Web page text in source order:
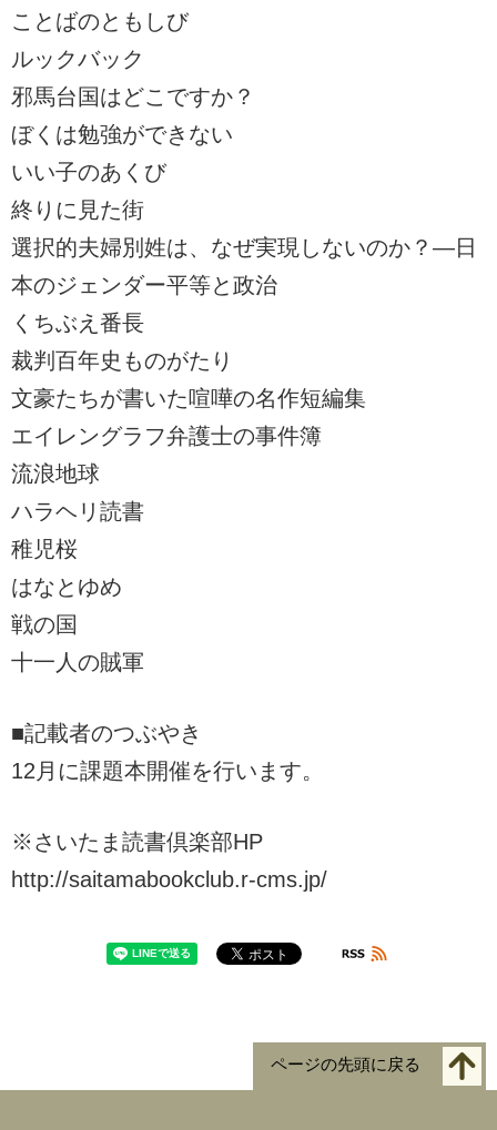
ことばのともしび
ルックバック
邪馬台国はどこですか？
ぼくは勉強ができない
いい子のあくび
終りに見た街
選択的夫婦別姓は、なぜ実現しないのか？―日
本のジェンダー平等と政治
くちぶえ番長
裁判百年史ものがたり
文豪たちが書いた喧嘩の名作短編集
エイレングラフ弁護士の事件簿
流浪地球
ハラヘリ読書
稚児桜
はなとゆめ
戦の国
十一人の賊軍
■記載者のつぶやき
12月に課題本開催を行います。
※さいたま読書倶楽部HP
http://saitamabookclub.r-cms.jp/
ページの先頭に戻る